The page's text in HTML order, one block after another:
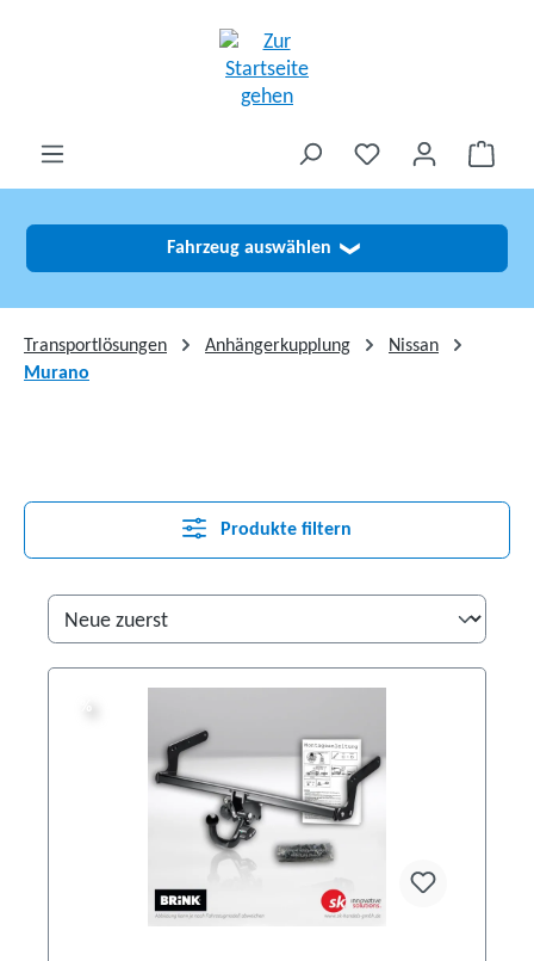
Fahrzeug auswählen ❯
Transportlösungen Anhängerkupplung
Nissan
Murano
Produkte filtern